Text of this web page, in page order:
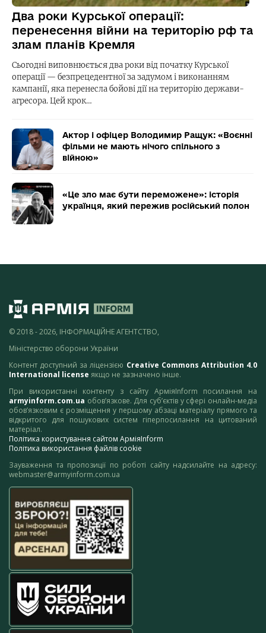
Два роки Курської операції:
перенесення війни на територію рф та
злам планів Кремля
Сьогодні виповнюється два роки від початку Курської
операції — безпрецедентної за задумом і виконанням
кампанії, яка перенесла бойові дії на територію держави-
агресора. Цей крок…
Актор і офіцер Володимир Ращук: «Воєнні
фільми не мають нічого спільного з
війною»
«Це зло має бути переможене»: історія
українця, який пережив російський полон
© 2018 - 2026, ІНФОРМАЦІЙНЕ АГЕНТСТВО,
Міністерство оборони України
Контент доступний за ліцензією Creative Commons Attribution 4.0
International license якщо не зазначено інше.
При використанні контенту з сайту АрміяInform посилання на
armyinform.com.ua обов’язкове. Для суб’єктів у сфері онлайн-медіа
обов’язковим є розміщення у першому абзаці матеріалу прямого та
відкритого для пошукових систем гіперпосилання на цитований
матеріал.
Політика користування сайтом АрміяInform
Політика використання файлів cookie
Зауваження та пропозиції по роботі сайту надсилайте на адресу:
webmaster@armyinform.com.ua